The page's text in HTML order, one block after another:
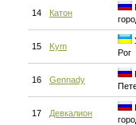
14 Катон
15 Kym
Рог
16 Gennady
17 Девкалион